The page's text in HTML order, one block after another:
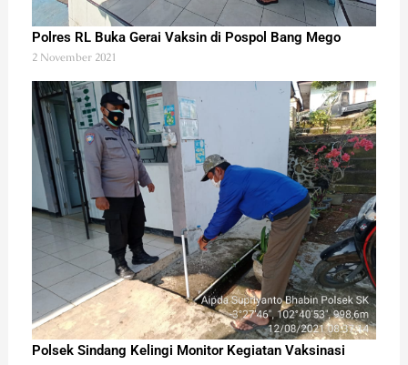
Polres RL Buka Gerai Vaksin di Pospol Bang Mego
2 November 2021
Polsek Sindang Kelingi Monitor Kegiatan Vaksinasi